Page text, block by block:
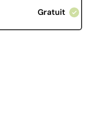
Gratuit